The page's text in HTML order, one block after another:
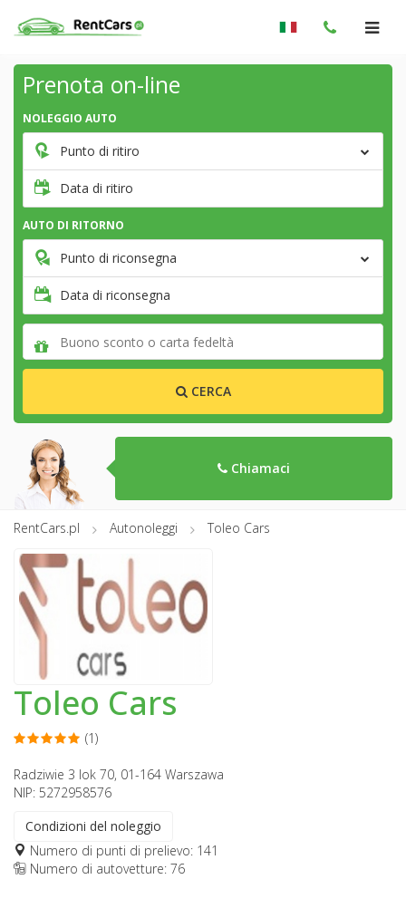
Prenota on-line
NOLEGGIO AUTO
Punto di ritiro
Data di ritiro
AUTO DI RITORNO
Punto di riconsegna
Data di riconsegna
CERCA
Chiamaci
RentCars.pl Autonoleggi Toleo Cars
Toleo Cars
(1)
Radziwie 3 lok 70, 01-164 Warszawa
NIP: 5272958576
Condizioni del noleggio
Numero di punti di prelievo: 141
Numero di autovetture: 76